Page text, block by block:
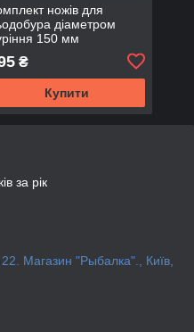
ножів для
діаметром
150 мм
₴
Купити
за рік
Магазин "Рыбалка"., Київ,